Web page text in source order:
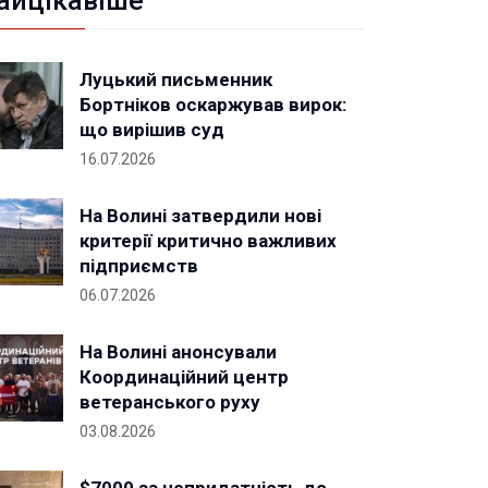
Луцький письменник
Бортніков оскаржував вирок:
що вирішив суд
16.07.2026
На Волині затвердили нові
критерії критично важливих
підприємств
06.07.2026
На Волині анонсували
Координаційний центр
ветеранського руху
03.08.2026